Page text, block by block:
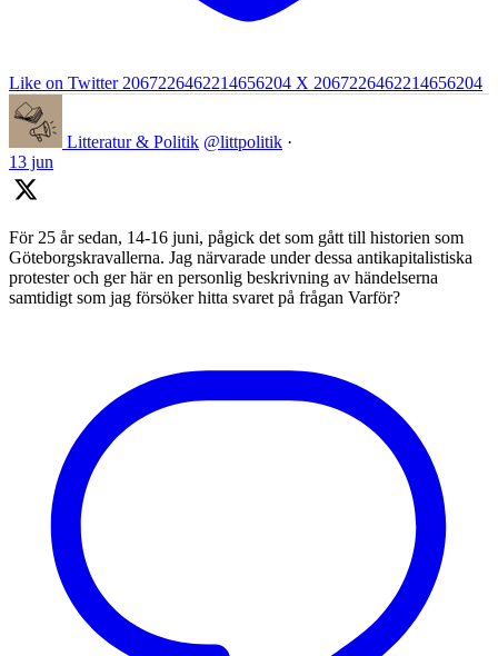
Like on Twitter 2067226462214656204 X 2067226462214656204
Litteratur & Politik @littpolitik ·
13 jun
För 25 år sedan, 14-16 juni, pågick det som gått till historien som
Göteborgskravallerna. Jag närvarade under dessa antikapitalistiska
protester och ger här en personlig beskrivning av händelserna
samtidigt som jag försöker hitta svaret på frågan Varför?